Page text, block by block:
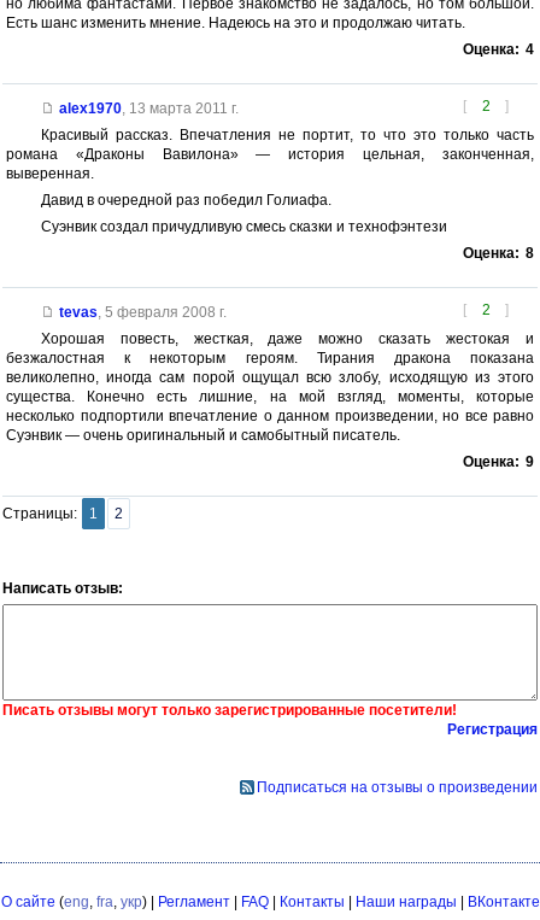
но любима фантастами. Первое знакомство не задалось, но том большой.
Есть шанс изменить мнение. Надеюсь на это и продолжаю читать.
Оценка: 4
[ 2 ]
alex1970, 13 марта 2011 г.
Красивый рассказ. Впечатления не портит, то что это только часть
романа «Драконы Вавилона» — история цельная, законченная,
выверенная.
Давид в очередной раз победил Голиафа.
Суэнвик создал причудливую смесь сказки и технофэнтези
Оценка: 8
[ 2 ]
tevas, 5 февраля 2008 г.
Хорошая повесть, жесткая, даже можно сказать жестокая и
безжалостная к некоторым героям. Тирания дракона показана
великолепно, иногда сам порой ощущал всю злобу, исходящую из этого
существа. Конечно есть лишние, на мой взгляд, моменты, которые
несколько подпортили впечатление о данном произведении, но все равно
Суэнвик — очень оригинальный и самобытный писатель.
Оценка: 9
Страницы: 1 2
Написать отзыв:
Писать отзывы могут только зарегистрированные посетители!
Регистрация
Подписаться на отзывы о произведении
О сайте (eng, fra, укр) | Регламент| FAQ| Контакты Наши награды ВКонтакте